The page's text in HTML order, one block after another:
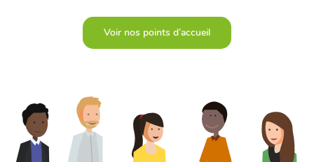
Voir nos points d’accueil